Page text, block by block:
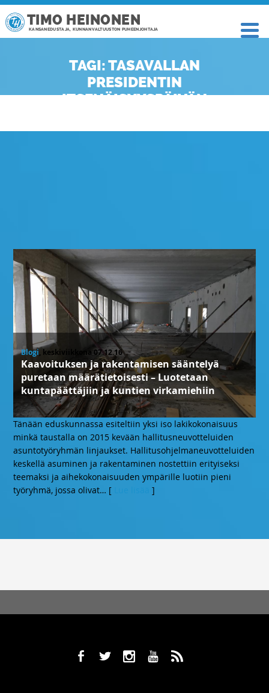
TIMO HEINONEN
KANSANEDUSTAJA, KUNNANVALTUUSTON PUHEENJOHTAJA
TAGI: TASAVALLAN
PRESIDENTIN
ITSENÄISYYSPÄIVÄN
Blogi, keskiviikkona 07.12.16
Kaavoituksen ja rakentamisen sääntelyä
puretaan määrätietoisesti – Luotetaan
kuntapäättäjiin ja kuntien virkamiehiin
Tänään eduskunnassa esiteltiin yksi iso lakikokonaisuus
minkä taustalla on 2015 kevään hallitusneuvotteluiden
asuntotyöryhmän linjaukset. Hallitusohjelmaneuvotteluiden
keskellä asuminen ja rakentaminen nostettiin erityiseksi
teemaksi ja aihekokonaisuuden ympärille luotiin pieni
työryhmä, jossa olivat… [ ]
b a x r ,